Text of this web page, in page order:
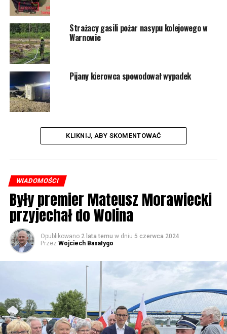
NASTĘPNY
W Wolinie otwarto jadłodzielnię. Będą stałe dostawy
żywności
NIE PRZEGAP
Enea zmodernizowała stację energetyczną w Recławiu
Strażacy gasili pożar nasypu kolejowego w
Warnowie
Pijany kierowca spowodował wypadek
KLIKNIJ, ABY SKOMENTOWAĆ
WIADOMOŚCI
Były premier Mateusz Morawiecki
przyjechał do Wolina
Opublikowano 2 lata temu w dniu 5 czerwca 2024
Przez Wojciech Basałygo